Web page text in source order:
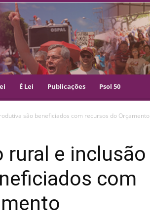
É Lei Publicações Psol 50
são beneficiados com recursos do Orçamento
rural e inclusão
com